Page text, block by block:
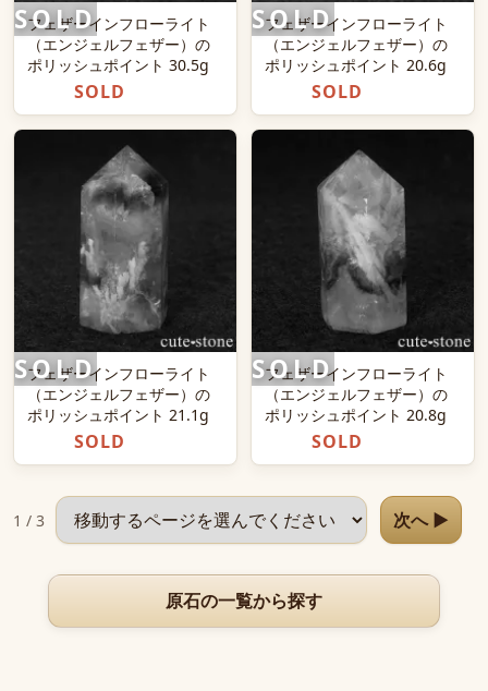
フェザーインフローライト
（エンジェルフェザー）の
ポリッシュポイント 30.5g
フェザーインフローライト
（エンジェルフェザー）の
ポリッシュポイント 20.6g
フェザーインフローライト
（エンジェルフェザー）の
ポリッシュポイント 21.1g
フェザーインフローライト
（エンジェルフェザー）の
ポリッシュポイント 20.8g
1 / 3
ページを選択 次へ ▶
原石の一覧から探す